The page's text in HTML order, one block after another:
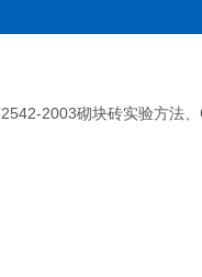
2003砌块砖实验方法